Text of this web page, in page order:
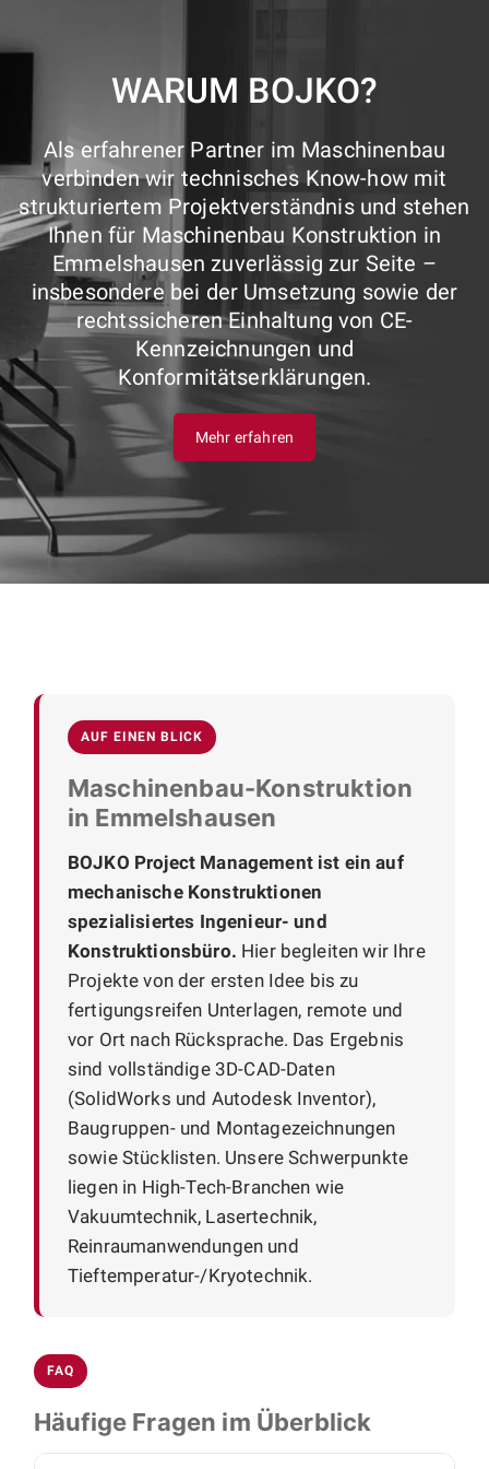
WARUM BOJKO?
Als erfahrener Partner im Maschinenbau
verbinden wir technisches Know-how mit
strukturiertem Projektverständnis und stehen
Ihnen für Maschinenbau Konstruktion in
Emmelshausen zuverlässig zur Seite –
insbesondere bei der Umsetzung sowie der
rechtssicheren Einhaltung von CE-
Kennzeichnungen und
Konformitätserklärungen.
Mehr erfahren
AUF EINEN BLICK
Maschinenbau-Konstruktion
in Emmelshausen
BOJKO Project Management ist ein auf
mechanische Konstruktionen
spezialisiertes Ingenieur- und
Konstruktionsbüro. Hier begleiten wir Ihre
Projekte von der ersten Idee bis zu
fertigungsreifen Unterlagen, remote und
vor Ort nach Rücksprache. Das Ergebnis
sind vollständige 3D-CAD-Daten
(SolidWorks und Autodesk Inventor),
Baugruppen- und Montagezeichnungen
sowie Stücklisten. Unsere Schwerpunkte
liegen in High-Tech-Branchen wie
Vakuumtechnik, Lasertechnik,
Reinraumanwendungen und
Tieftemperatur-/Kryotechnik.
FAQ
Häufige Fragen im Überblick